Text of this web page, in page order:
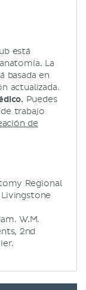
está
La
basada en
actualizada.
Puedes
trabajo
de
Regional
W.M.
2nd